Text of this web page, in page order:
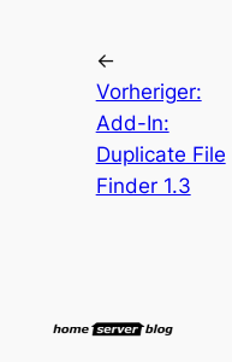
←
Vorheriger:
Add-In:
Duplicate File
Finder 1.3